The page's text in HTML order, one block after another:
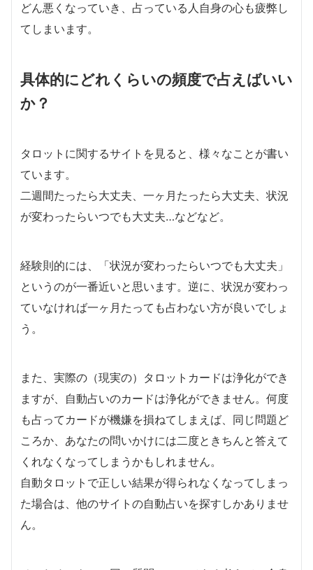
どん悪くなっていき、占っている人自身の心も疲弊し
てしまいます。
具体的にどれくらいの頻度で占えばいい
か？
タロットに関するサイトを見ると、様々なことが書い
ています。
二週間たったら大丈夫、一ヶ月たったら大丈夫、状況
が変わったらいつでも大丈夫…などなど。
経験則的には、「状況が変わったらいつでも大丈夫」
というのが一番近いと思います。逆に、状況が変わっ
ていなければ一ヶ月たっても占わない方が良いでしょ
う。
また、実際の（現実の）タロットカードは浄化ができ
ますが、自動占いのカードは浄化ができません。何度
も占ってカードが機嫌を損ねてしまえば、同じ問題ど
ころか、あなたの問いかけには二度ときちんと答えて
くれなくなってしまうかもしれません。
自動タロットで正しい結果が得られなくなってしまっ
た場合は、他のサイトの自動占いを探すしかありませ
ん。